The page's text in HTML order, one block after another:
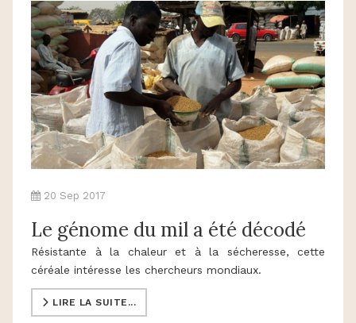
20 Sep 2017
Le génome du mil a été décodé
Résistante à la chaleur et à la sécheresse, cette
céréale intéresse les chercheurs mondiaux.
LIRE LA SUITE...